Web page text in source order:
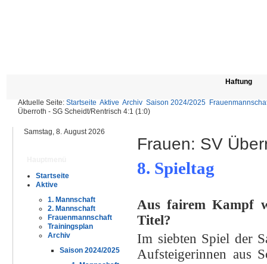
Haftung
Aktuelle Seite: Startseite Aktive Archiv Saison 2024/2025
Überroth - SG Scheidt/Rentrisch 4:1 (1:0)
Samstag, 8. August 2026
Startseite
Aktive
1. Mannschaft
2. Mannschaft
Frauenmannschaft
Trainingsplan
Archiv
Saison 2024/2025
Frauen: SV
8. Spieltag
Aus fairem Kampf
Titel?
Im siebten Spiel der
Aufsteigerinnen aus